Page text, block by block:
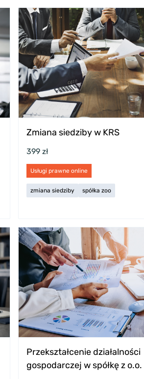
Zmiana siedziby w KRS
399 zł
Usługi prawne online
zmiana siedziby spółka zoo
Przekształcenie działalności
gospodarczej w spółkę z o.o.